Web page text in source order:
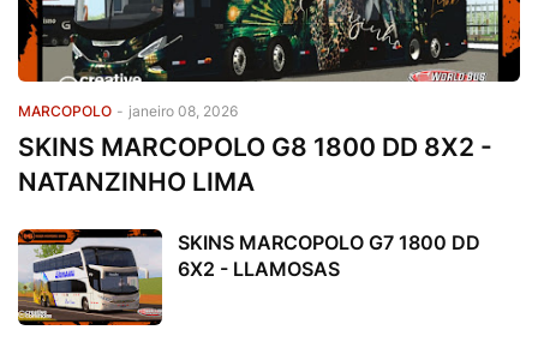
MARCOPOLO - janeiro 08, 2026
SKINS MARCOPOLO G8 1800 DD 8X2 -
NATANZINHO LIMA
SKINS MARCOPOLO G7 1800 DD
6X2 - LLAMOSAS